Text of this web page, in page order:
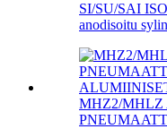
SI/SU/SAI
anodisoitu
MHZ2/MHLZ